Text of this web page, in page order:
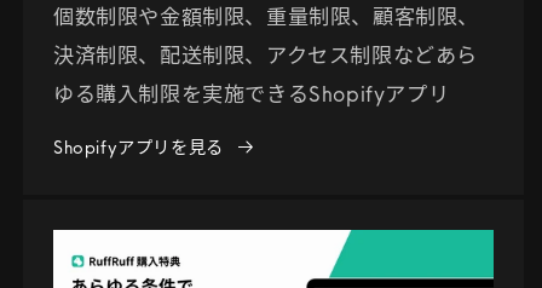
個数制限や金額制限、重量制限、顧客制限、
決済制限、配送制限、アクセス制限などあら
ゆる購入制限を実施できるShopifyアプリ
Shopifyアプリを見る